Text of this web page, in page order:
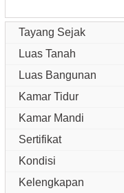
Tayang Sejak
Luas Tanah
Luas Bangunan
Kamar Tidur
Kamar Mandi
Sertifikat
Kondisi
Kelengkapan